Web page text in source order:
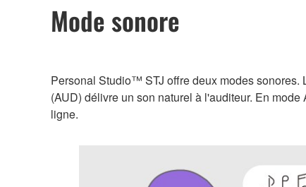
Mode sonore
Personal Studio™ STJ offre deux modes sonores.
(AUD) délivre un son naturel à l'auditeur. En
ligne.